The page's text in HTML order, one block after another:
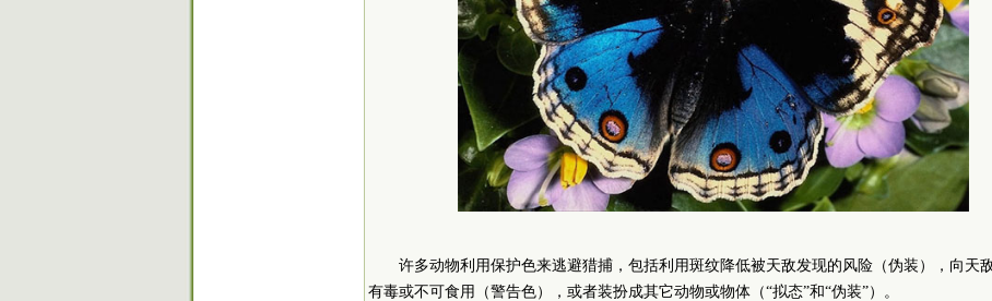
许多动物利用保护色来逃避猎捕，包括利用斑纹降低被天敌发现的风险（伪装），向天
有毒或不可食用（警告色），或者装扮成其它动物或物体（“拟态”和“伪装”）。